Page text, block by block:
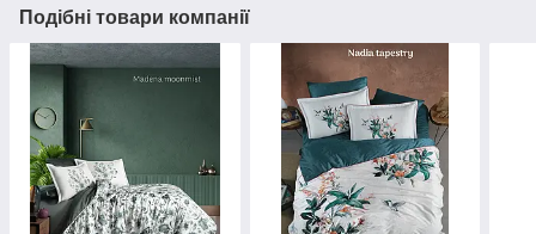
Подібні товари компанії